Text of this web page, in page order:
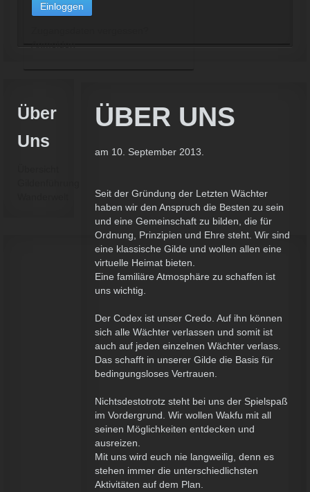
Einloggen
ÜBER UNS
am 10. September 2013
Seit der Gründung der Letzten Wächter
haben wir den Anspruch die Besten zu sein
und eine Gemeinschaft zu bilden, die für
Ordnung, Prinzipien und Ehre steht. Wir sind
eine klassische Gilde und wollen allen eine
virtuelle Heimat bieten.
Eine familiäre Atmosphäre zu schaffen ist
uns wichtig.
Der Codex ist unser Credo. Auf ihn können
sich alle Wächter verlassen und somit ist
auch auf jeden einzelnen Wächter verlass.
Das schafft in unserer Gilde die Basis für
bedingungsloses Vertrauen.
Nichtsdestotrotz steht bei uns der Spielspaß
im Vordergrund. Wir wollen Wakfu mit all
seinen Möglichkeiten entdecken und
ausreizen.
Mit uns wird euch nie langweilig, denn es
stehen immer die unterschiedlichsten
Aktivitäten auf dem Plan.
Über
Uns